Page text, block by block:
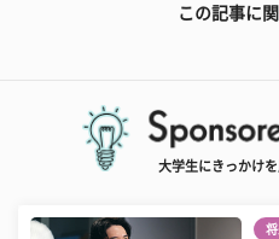
この記事に
大学生にきっかけ